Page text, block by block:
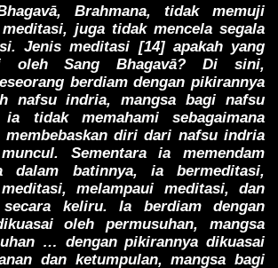
Brahmana, tidak memuji
juga tidak mencela segala
Jenis meditasi [14] apakah yang
oleh Sang Bhagavā? Di sini,
berdiam dengan pikirannya
nafsu indria, mangsa bagi nafsu
tidak memahami sebagaimana
membebaskan diri dari nafsu indria
Sementara ia memendam
dalam batinnya, ia bermeditasi,
melampaui meditasi, dan
secara keliru. Ia berdiam dengan
oleh permusuhan, mangsa
… dengan pikirannya dikuasai
dan ketumpulan, mangsa bagi